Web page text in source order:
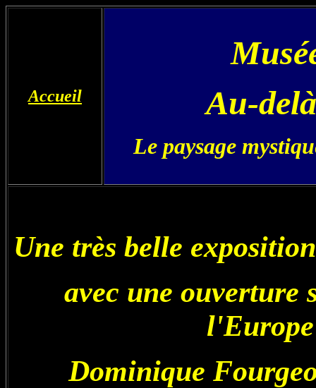
Accueil
Au-
Le paysage
Une très belle
avec une ouverture
Dominique